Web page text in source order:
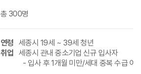
총 300명
연령 세종시 19세 ~ 39세 청년
취업 세종시 관내 중소기업 신규 입사자
- 입사 후 1개월 미만/세대 중복 수급 여부